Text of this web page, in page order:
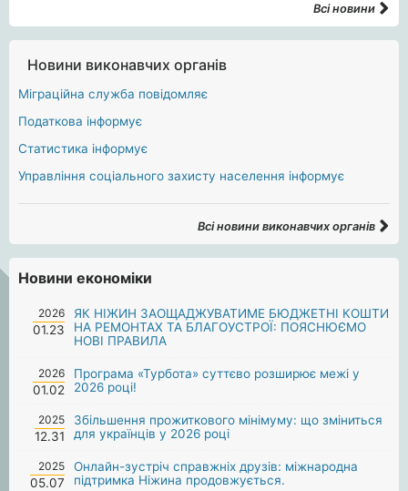
Всі новини
Новини виконавчих органів
Міграційна служба повідомляє
Податкова інформує
Статистика інформує
Управління соціального захисту населення інформує
Всі новини виконавчих органів
Новини економіки
2026
01.23
ЯК НІЖИН ЗАОЩАДЖУВАТИМЕ БЮДЖЕТНІ КОШТИ
НА РЕМОНТАХ ТА БЛАГОУСТРОЇ: ПОЯСНЮЄМО
НОВІ ПРАВИЛА
2026
01.02
Програма «Турбота» суттєво розширює межі у
2026 році!
2025
12.31
Збільшення прожиткового мінімуму: що зміниться
для українців у 2026 році
2025
05.07
Онлайн-зустріч справжніх друзів: міжнародна
підтримка Ніжина продовжується.